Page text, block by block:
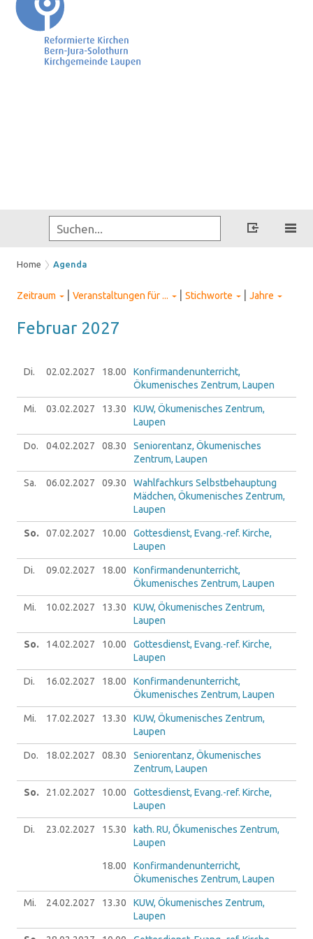
Home Agenda
Zeitraum Veranstaltungen für ... Stichworte Jahre
Fe­bru­ar 2027
Di. 02.02.2027 18.00
Konfirmandenunterricht,
Ökumenisches Zentrum, Laupen
Mi. 03.02.2027 13.30
KUW, Ökumenisches Zentrum,
Laupen
Do. 04.02.2027 08.30
Seniorentanz, Ökumenisches
Zentrum, Laupen
Sa. 06.02.2027 09.30
Wahlfachkurs Selbstbehauptung
Mädchen, Ökumenisches Zentrum,
Laupen
So. 07.02.2027 10.00
Gottesdienst, Evang.-ref. Kirche,
Laupen
Di. 09.02.2027 18.00
Konfirmandenunterricht,
Ökumenisches Zentrum, Laupen
Mi. 10.02.2027 13.30
KUW, Ökumenisches Zentrum,
Laupen
So. 14.02.2027 10.00
Gottesdienst, Evang.-ref. Kirche,
Laupen
Di. 16.02.2027 18.00
Konfirmandenunterricht,
Ökumenisches Zentrum, Laupen
Mi. 17.02.2027 13.30
KUW, Ökumenisches Zentrum,
Laupen
Do. 18.02.2027 08.30
Seniorentanz, Ökumenisches
Zentrum, Laupen
So. 21.02.2027 10.00
Gottesdienst, Evang.-ref. Kirche,
Laupen
Di. 23.02.2027 15.30
kath. RU, Őkumenisches Zentrum,
Laupen
18.00
Konfirmandenunterricht,
Ökumenisches Zentrum, Laupen
Mi. 24.02.2027 13.30
KUW, Ökumenisches Zentrum,
Laupen